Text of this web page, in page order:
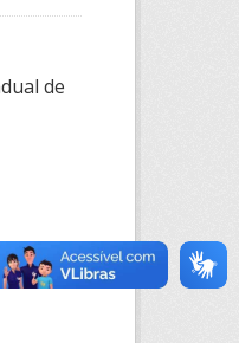
de